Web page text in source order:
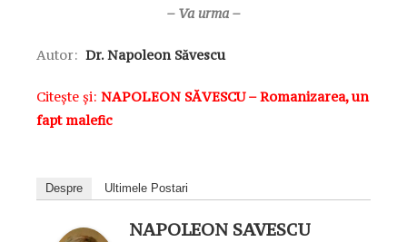
– Va urma –
Autor: Dr. Napoleon Săvescu
Citește și: NAPOLEON SĂVESCU – Romanizarea, un
fapt malefic
Despre Ultimele Postari
NAPOLEON SAVESCU